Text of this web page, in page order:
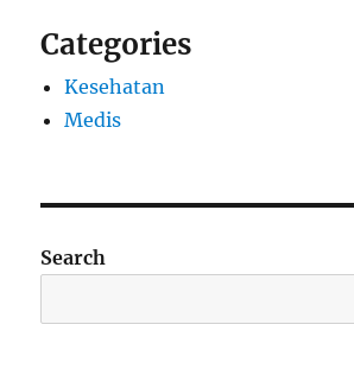
Categories
Kesehatan
Medis
Search